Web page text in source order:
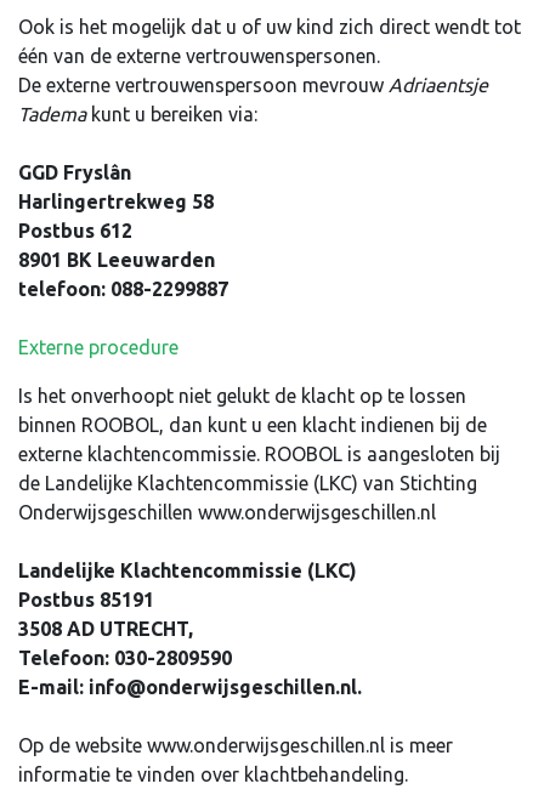
Ook is het mogelijk dat u of uw kind zich direct wendt tot
één van de externe vertrouwenspersonen.
De externe vertrouwenspersoon mevrouw Adriaentsje
Tademakunt u bereiken via:
GGD Fryslân
Harlingertrekweg 58
Postbus 612
8901 BK Leeuwarden
telefoon: 088-2299887
Externe procedure
Is het onverhoopt niet gelukt de klacht op te lossen
binnen ROOBOL, dan kunt u een klacht indienen bij de
externe klachtencommissie. ROOBOL is aangesloten bij
de Landelijke Klachtencommissie (LKC) van Stichting
Onderwijsgeschillen www.onderwijsgeschillen.nl
Landelijke Klachtencommissie (LKC)
Postbus 85191
3508 AD UTRECHT,
Telefoon: 030-2809590
E-mail: info@onderwijsgeschillen.nl.
Op de website www.onderwijsgeschillen.nl is meer
informatie te vinden over klachtbehandeling.